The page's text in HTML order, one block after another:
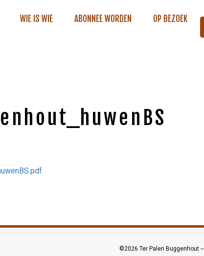
WIE IS WIE ABONNEE WORDEN OP BEZOEK
©2026 Ter Palen Buggenhout --